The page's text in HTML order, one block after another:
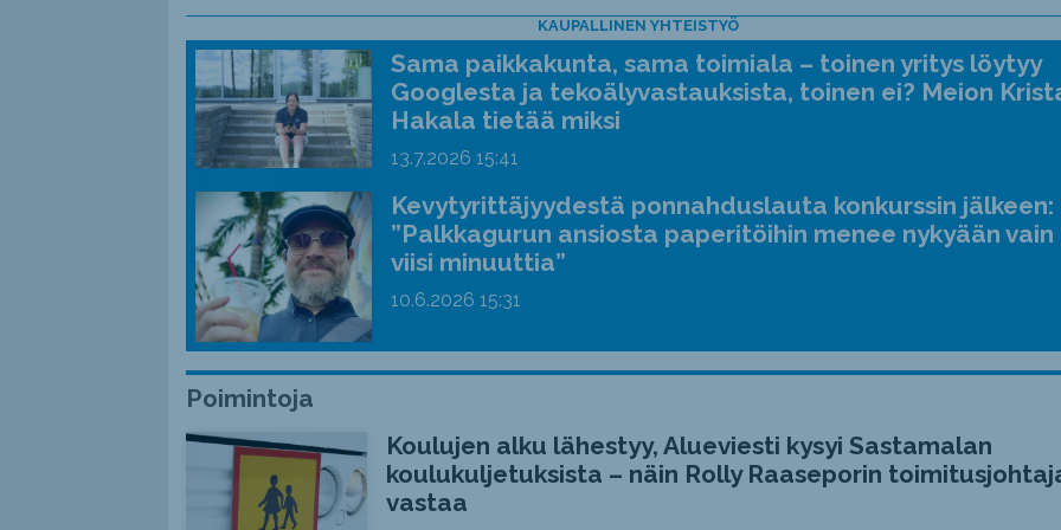
alas
KAUPALLINEN YHTEISTYÖ
Sama paikkakunta, sama toimiala – toinen yritys löytyy
Googlesta ja tekoälyvastauksista, toinen ei? Meion
Hakala tietää miksi
13.7.2026 15:41
Kevytyrittäjyydestä ponnahduslauta konkurssin jälkeen:
”Palkkagurun ansiosta paperitöihin menee nykyään vain
viisi minuuttia”
10.6.2026 15:31
Poimintoja
Koulujen alku lähestyy, Alueviesti kysyi Sastamalan
koulukuljetuksista – näin Rolly Raaseporin
vastaa